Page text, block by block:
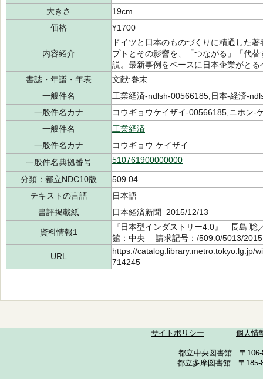
大きさ
19cm
価格
¥1700
内容紹介
ドイツと日本のものづくりに精通した
プトとその影響を、「つながる」「代
説。最新事例をベースに日本企業がと
書誌・年譜・年表
文献:巻末
一般件名
工業経済-ndlsh-00566185,日本-経済-
一般件名カナ
コウギョウケイザイ-00566185,ニホン-
一般件名
工業経済
一般件名カナ
コウギョウ ケイザイ
一般件名典拠番号
510761900000000
分類：都立NDC10版
509.04
テキストの言語
日本語
書評掲載紙
日本経済新聞 2015/12/13
資料情報1
『日本型インダストリー4.0』 長島
館：中央 請求記号：/509.0/5013/
URL
https://catalog.library.metro.tokyo.lg.jp/
714245
サイトポリシー 個人情
都立中央図書館 〒
都立多摩図書館 〒185-